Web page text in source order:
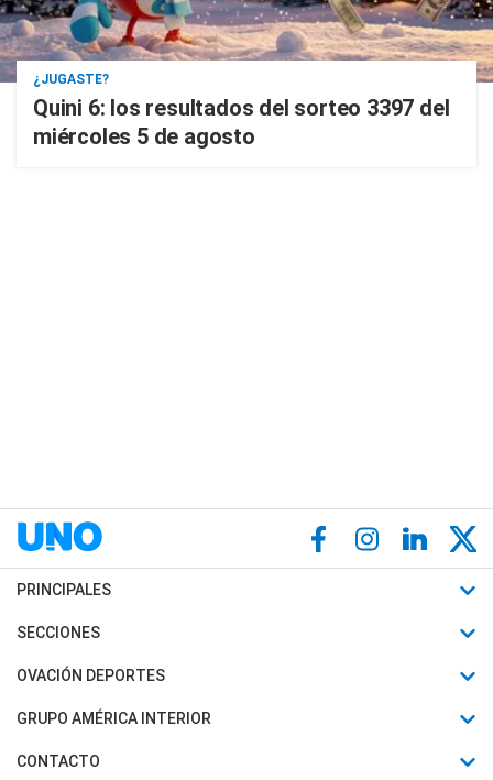
¿JUGASTE?
Quini 6: los resultados del sorteo 3397 del
miércoles 5 de agosto
PRINCIPALES
Últimas Noticias
Política
Judiciales
SECCIONES
Horóscopo
Motores
OVACIÓN DEPORTES
Fútbol
Mundial
GRUPO AMÉRICA INTERIOR
Canal 7 en Vivo
CONTACTO